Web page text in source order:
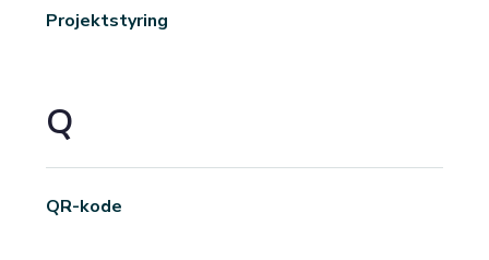
Projektstyring
Q
QR-kode